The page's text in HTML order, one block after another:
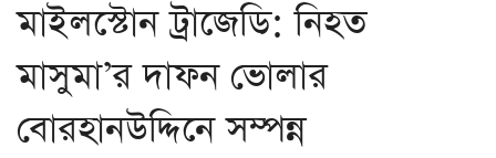
মাইলস্টোন ট্রাজেডি: নিহত
মাসুমা’র দাফন ভোলার
বোরহানউদ্দিনে সম্পন্ন